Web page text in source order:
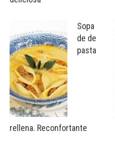
Sopa
de de
pasta
rellena. Reconfortante